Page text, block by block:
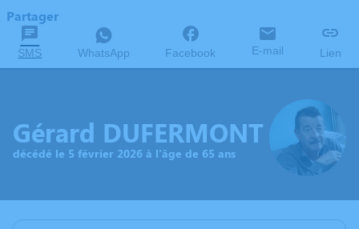
Partager
SMS WhatsApp Facebook E-mail Lien
Gérard DUFERMONT
décédé le 5 février 2026 à l'âge de 65 ans